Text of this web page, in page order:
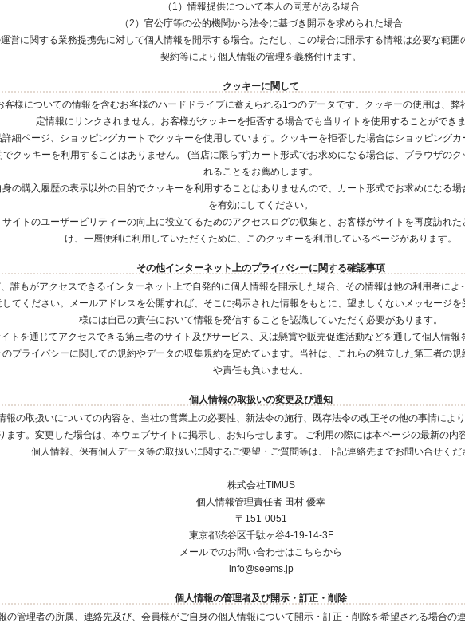
（1）情報提供について本人の同意がある場合
（2）官公庁等の公的機関から法令に基づき開示を求められた場合
運営に関する業務提携先に対して個人情報を開示する場合。ただし、この場合に開示する情報は必要な範
契約等により個人情報の管理を義務付けます。
クッキーに関して
客様についての情報を含むお客様のハードドライブに蓄えられる1つのデータです。クッキーの使用は、弊
定情報にリンクされません。お客様がクッキーを拒否する場合でも当サイトを使用することができま
細ページ、ショッピングカートでクッキーを使用しています。クッキーを拒否した場合はショッピング
クッキーを利用することはありません。 (当店に限らず)カート形式でお求めになる場合は、ブラウザの
れることをお薦めします。
の購入履歴の表示以外の目的でクッキーを利用することはありませんので、カート形式でお求めになる
を有効にしてください。
イトのユーザービリティーの向上に役立てるためのアクセスログの収集と、お客様がサイトを再度訪れ
け、一層便利に利用していただくために、このクッキーを利用しているページがあります。
その他インターネット上のプライバシーに関する確認事項
、誰もがアクセスできるインターネット上で自発的に個人情報を開示した場合、その情報は他の利用者に
てください。メールアドレスを公開すれば、そこに掲示された情報をもとに、望ましくないメッセージ
様には自己の責任において情報を発信することを認識していただく必要があります。
イトを通じてアクセスできる第三者のサイト及びサービス、又は懸賞や販売促進活動などを通して個人情
のプライバシーに関しての規約やデータの収集規約を定めています。当社は、これらの独立した第三者の
や責任も負いません。
個人情報の取扱いの変更及び通知
報の取扱いについての内容を、当社の営業上の必要性、新法令の施行、既存法令の改正その他の事情によ
ます。変更した場合は、本ウェブサイトに掲示し、お知らせします。 ご利用の際には本ページの最新の内
個人情報、保有個人データ等の取扱いに関するご要望・ご質問等は、下記連絡先までお問い合せくだ
株式会社TIMUS
個人情報管理責任者 田村 優幸
〒151-0051
東京都渋谷区千駄ヶ谷4-19-14-3F
メールでのお問い合わせはこちらから
info@seems.jp
個人情報の管理者及び開示・訂正・削除
の管理者の所属、連絡先及び、会員様がご自身の個人情報について開示・訂正・削除を希望される場合